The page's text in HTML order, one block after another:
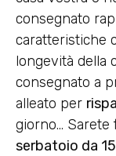
consegnato
caratteristiche
longevità della
consegnato a
alleato per
giorno… Sarete
serbatoio da